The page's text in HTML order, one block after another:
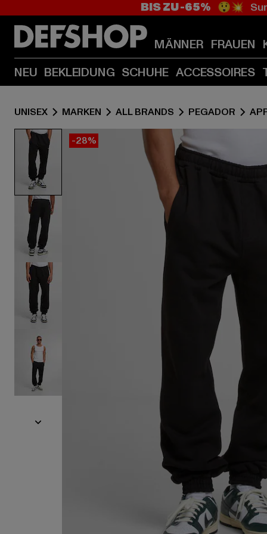
BIS ZU -65% 😲💥
MÄNNER FRAUEN
NEU BEKLEIDUNG SCHUHE ACCESSOIRES
UNISEX MARKEN ALL BRANDS PEGADOR
-28%